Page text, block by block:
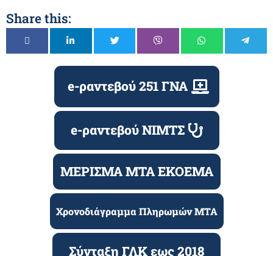
Share this:
e-ραντεβού 251 ΓΝΑ
e-ραντεβού ΝΙΜΤΣ
ΜΕΡΙΣΜΑ ΜΤΑ ΕΚΟΕΜΑ
Χρονοδιάγραμμα Πληρωμών ΜΤΑ
Σύνταξη ΓΛΚ εως 2018